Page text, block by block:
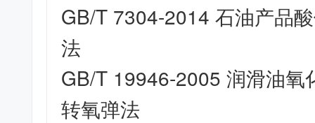
GB/T 7304-2014 石油产品
法
GB/T 19946-2005 润滑油氧
转氧弹法